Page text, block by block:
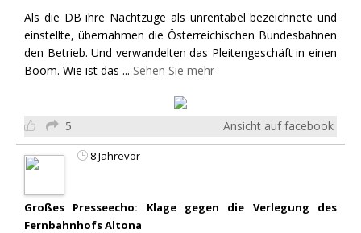
Als die DB ihre Nachtzüge als unrentabel bezeichnete und
einstellte, übernahmen die Österreichischen Bundesbahnen
den Betrieb. Und verwandelten das Pleitengeschäft in einen
Boom. Wie ist das ... Sehen Sie mehr
5 Ansicht auf facebook
8 Jahrevor
Großes Presseecho: Klage gegen die Verlegung des
Fernbahnhofs Altona